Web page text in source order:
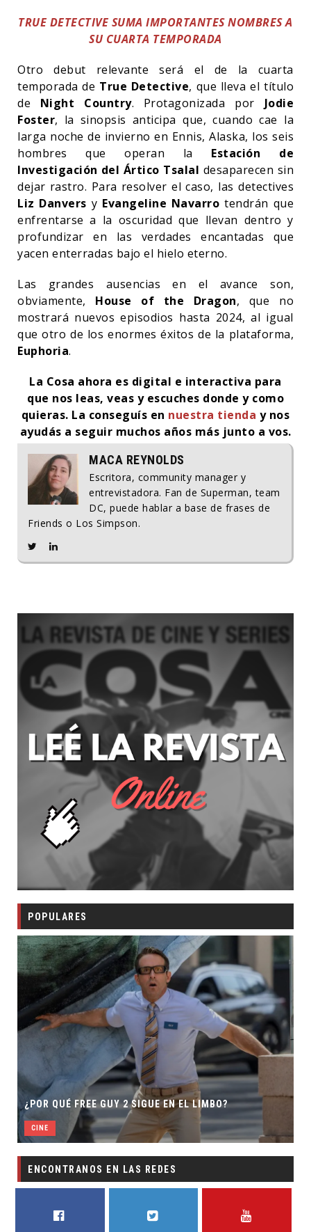
TRUE DETECTIVE SUMA IMPORTANTES NOMBRES A
SU CUARTA TEMPORADA
Otro debut relevante será el de la cuarta
temporada de True Detective, que lleva el título
de Night Country. Protagonizada por Jodie
Foster, la sinopsis anticipa que, cuando cae la
larga noche de invierno en Ennis, Alaska, los seis
hombres que operan la Estación de
Investigación del Ártico Tsalal desaparecen sin
dejar rastro. Para resolver el caso, las detectives
Liz Danvers y Evangeline Navarro tendrán que
enfrentarse a la oscuridad que llevan dentro y
profundizar en las verdades encantadas que
yacen enterradas bajo el hielo eterno.
Las grandes ausencias en el avance son,
obviamente, House of the Dragon, que no
mostrará nuevos episodios hasta 2024, al igual
que otro de los enormes éxitos de la plataforma,
Euphoria.
La Cosa ahora es digital e interactiva para
que nos leas, veas y escuches donde y como
quieras. La conseguís en nuestra tienda y nos
ayudás a seguir muchos años más junto a vos.
MACA REYNOLDS
Escritora, community manager y
entrevistadora. Fan de Superman, team
DC, puede hablar a base de frases de
Friends o Los Simpson.
POPULARES
¿POR QUÉ FREE GUY 2 SIGUE EN EL LIMBO?
CINE
ENCONTRANOS EN LAS REDES